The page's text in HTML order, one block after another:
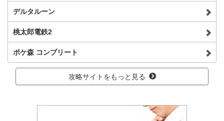
デルタルーン
桃太郎電鉄2
ポケ森 コンプリート
攻略サイトをもっと見る